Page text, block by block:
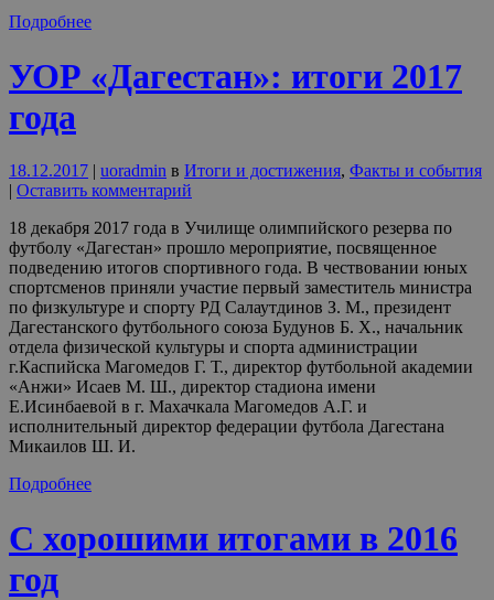
Подробнее
УОР «Дагестан»: итоги 2017
года
18.12.2017 | uoradmin в Итоги и достижения, Факты и события
| Оставить комментарий
18 декабря 2017 года в Училище олимпийского резерва по
футболу «Дагестан» прошло мероприятие, посвященное
подведению итогов спортивного года. В чествовании юных
спортсменов приняли участие первый заместитель министра
по физкультуре и спорту РД Салаутдинов З. М., президент
Дагестанского футбольного союза Будунов Б. Х., начальник
отдела физической культуры и спорта администрации
г.Каспийска Магомедов Г. Т., директор футбольной академии
«Анжи» Исаев М. Ш., директор стадиона имени
Е.Исинбаевой в г. Махачкала Магомедов А.Г. и
исполнительный директор федерации футбола Дагестана
Микаилов Ш. И.
Подробнее
С хорошими итогами в 2016
год